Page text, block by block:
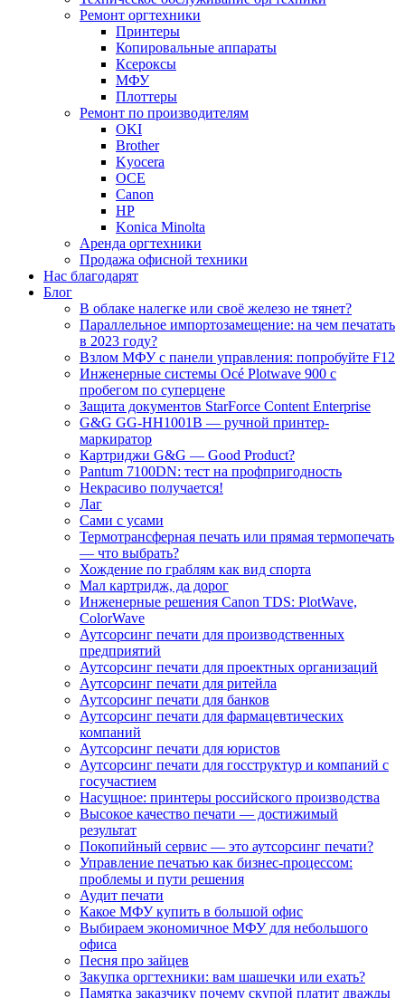
Ремонт оргтехники
Принтеры
Копировальные аппараты
Ксероксы
МФУ
Плоттеры
Ремонт по производителям
OKI
Brother
Kyocera
OCE
Canon
HP
Konica Minolta
Аренда оргтехники
Продажа офисной техники
Нас благодарят
Блог
В облаке налегке или своё железо не тянет?
Параллельное импортозамещение: на чем печатать
в 2023 году?
Взлом МФУ с панели управления: попробуйте F12
Инженерные системы Océ Plotwave 900 с
пробегом по суперцене
Защита документов StarForce Content Enterprise
G&G GG-HH1001B — ручной принтер-
маркиратор
Картриджи G&G — Good Product?
Pantum 7100DN: тест на профпригодность
Некрасиво получается!
Лаг
Сами с усами
Термотрансферная печать или прямая термопечать
— что выбрать?
Хождение по граблям как вид спорта
Мал картридж, да дорог
Инженерные решения Canon TDS: PlotWave,
ColorWave
Аутсорсинг печати для производственных
предприятий
Аутсорсинг печати для проектных организаций
Аутсорсинг печати для ритейла
Аутсорсинг печати для банков
Аутсорсинг печати для фармацевтических
компаний
Аутсорсинг печати для юристов
Аутсорсинг печати для госструктур и компаний с
госучастием
Насущное: принтеры российского производства
Высокое качество печати — достижимый
результат
Покопийный сервис — это аутсорсинг печати?
Управление печатью как бизнес-процессом:
проблемы и пути решения
Аудит печати
Какое МФУ купить в большой офис
Выбираем экономичное МФУ для небольшого
офиса
Песня про зайцев
Закупка оргтехники: вам шашечки или ехать?
Памятка заказчику почему скупой платит дважды